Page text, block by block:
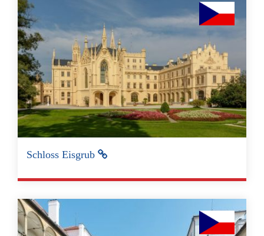
Schloss Eisgrub